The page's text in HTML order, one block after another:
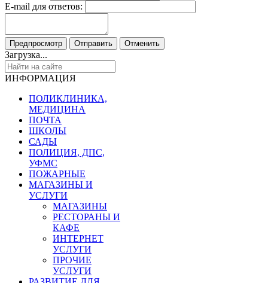
E-mail для ответов:
Загрузка...
ИНФОРМАЦИЯ
ПОЛИКЛИНИКА,
МЕДИЦИНА
ПОЧТА
ШКОЛЫ
САДЫ
ПОЛИЦИЯ, ДПС,
УФМС
ПОЖАРНЫЕ
МАГАЗИНЫ И
УСЛУГИ
МАГАЗИНЫ
РЕСТОРАНЫ И
КАФЕ
ИНТЕРНЕТ
УСЛУГИ
ПРОЧИЕ
УСЛУГИ